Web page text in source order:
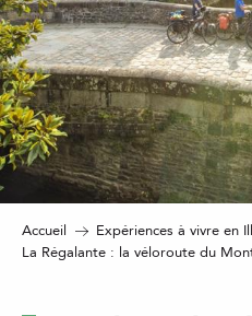
Accueil
Expériences à vivre en
La Régalante : la véloroute du